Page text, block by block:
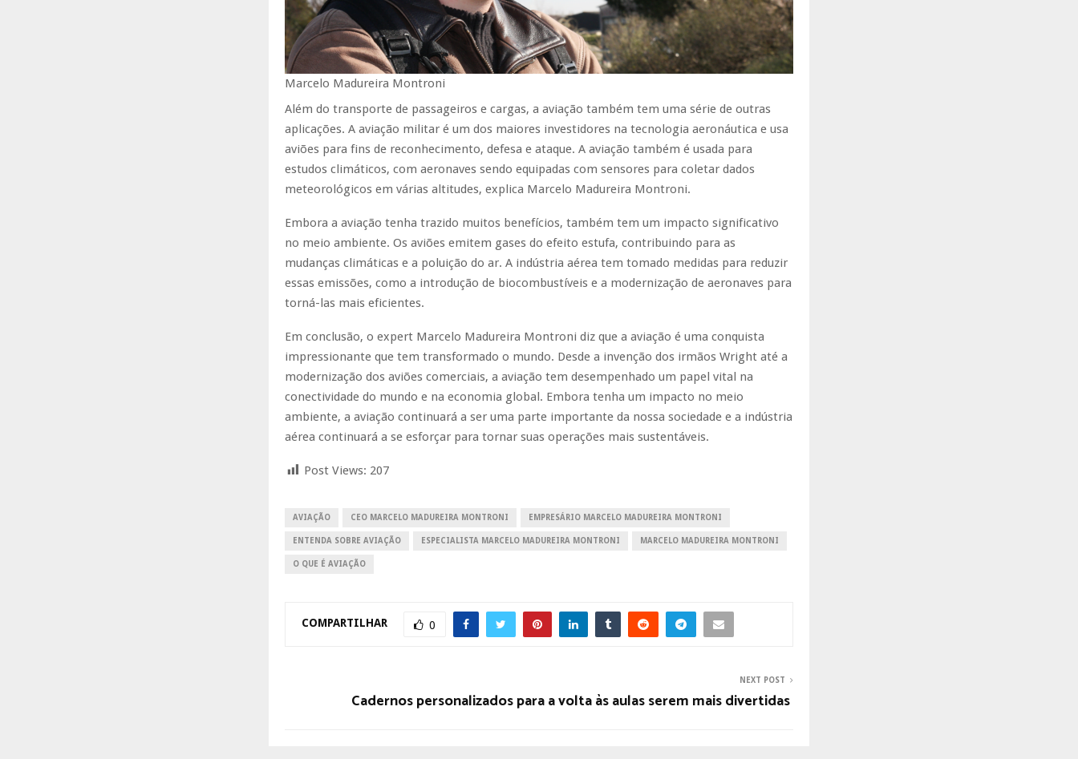
Marcelo Madureira Montroni
Além do transporte de passageiros e cargas, a aviação também tem uma série de outras
aplicações. A aviação militar é um dos maiores investidores na tecnologia aeronáutica e usa
aviões para fins de reconhecimento, defesa e ataque. A aviação também é usada para
estudos climáticos, com aeronaves sendo equipadas com sensores para coletar dados
meteorológicos em várias altitudes, explica Marcelo Madureira Montroni.
Embora a aviação tenha trazido muitos benefícios, também tem um impacto significativo
no meio ambiente. Os aviões emitem gases do efeito estufa, contribuindo para as
mudanças climáticas e a poluição do ar. A indústria aérea tem tomado medidas para reduzir
essas emissões, como a introdução de biocombustíveis e a modernização de aeronaves para
torná-las mais eficientes.
Em conclusão, o expert Marcelo Madureira Montroni diz que a aviação é uma conquista
impressionante que tem transformado o mundo. Desde a invenção dos irmãos Wright até a
modernização dos aviões comerciais, a aviação tem desempenhado um papel vital na
conectividade do mundo e na economia global. Embora tenha um impacto no meio
ambiente, a aviação continuará a ser uma parte importante da nossa sociedade e a indústria
aérea continuará a se esforçar para tornar suas operações mais sustentáveis.
Post Views: 207
AVIAÇÃO CEO MARCELO MADUREIRA MONTRONI EMPRESÁRIO MARCELO MADUREIRA MONTRONI
ENTENDA SOBRE AVIAÇÃO ESPECIALISTA MARCELO MADUREIRA MONTRONI MARCELO MADUREIRA MONTRONI
O QUE É AVIAÇÃO
COMPARTILHAR 0
NEXT POST
Cadernos personalizados para a volta às aulas serem mais divertidas